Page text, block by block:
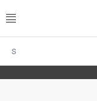
na
VŠECHNY KATEGORIE